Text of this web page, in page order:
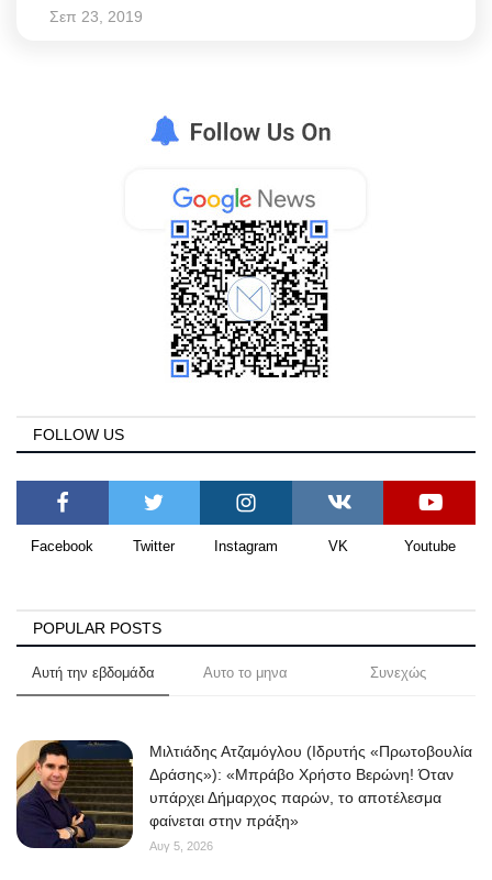
Σεπ 23, 2019
FOLLOW US
Facebook Twitter Instagram VK Youtube
POPULAR POSTS
Αυτή την εβδομάδα Αυτο το μηνα Συνεχώς
Μιλτιάδης Ατζαμόγλου (Ιδρυτής «Πρωτοβουλία
Δράσης»): «Μπράβο Χρήστο Βερώνη! Όταν
υπάρχει Δήμαρχος παρών, το αποτέλεσμα
φαίνεται στην πράξη»
Αυγ 5, 2026